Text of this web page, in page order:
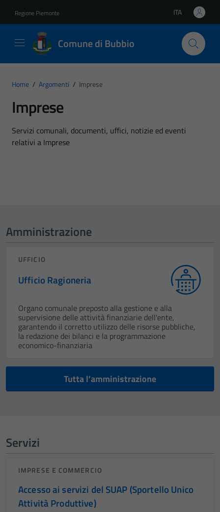
Regione Piemonte Lingua attiva:
ITA
Comune di Bubbio
Home / Argomenti / Imprese
Imprese
Dettagli dell'argomento
Servizi comunali, documenti, uffici, notizie ed eventi
relativi a Imprese
Amministrazione
UFFICIO
Ufficio Ragioneria
Organo comunale preposto alla gestione e alla
supervisione delle attività finanziarie dell'ente,
garantendo il corretto utilizzo delle risorse pubbliche,
la redazione dei bilanci e la programmazione
economico-finanziaria
Tutta l’amministrazione
Servizi
IMPRESE E COMMERCIO
Accesso ai servizi del SUAP (Sportello Unico
Attività Produttive)